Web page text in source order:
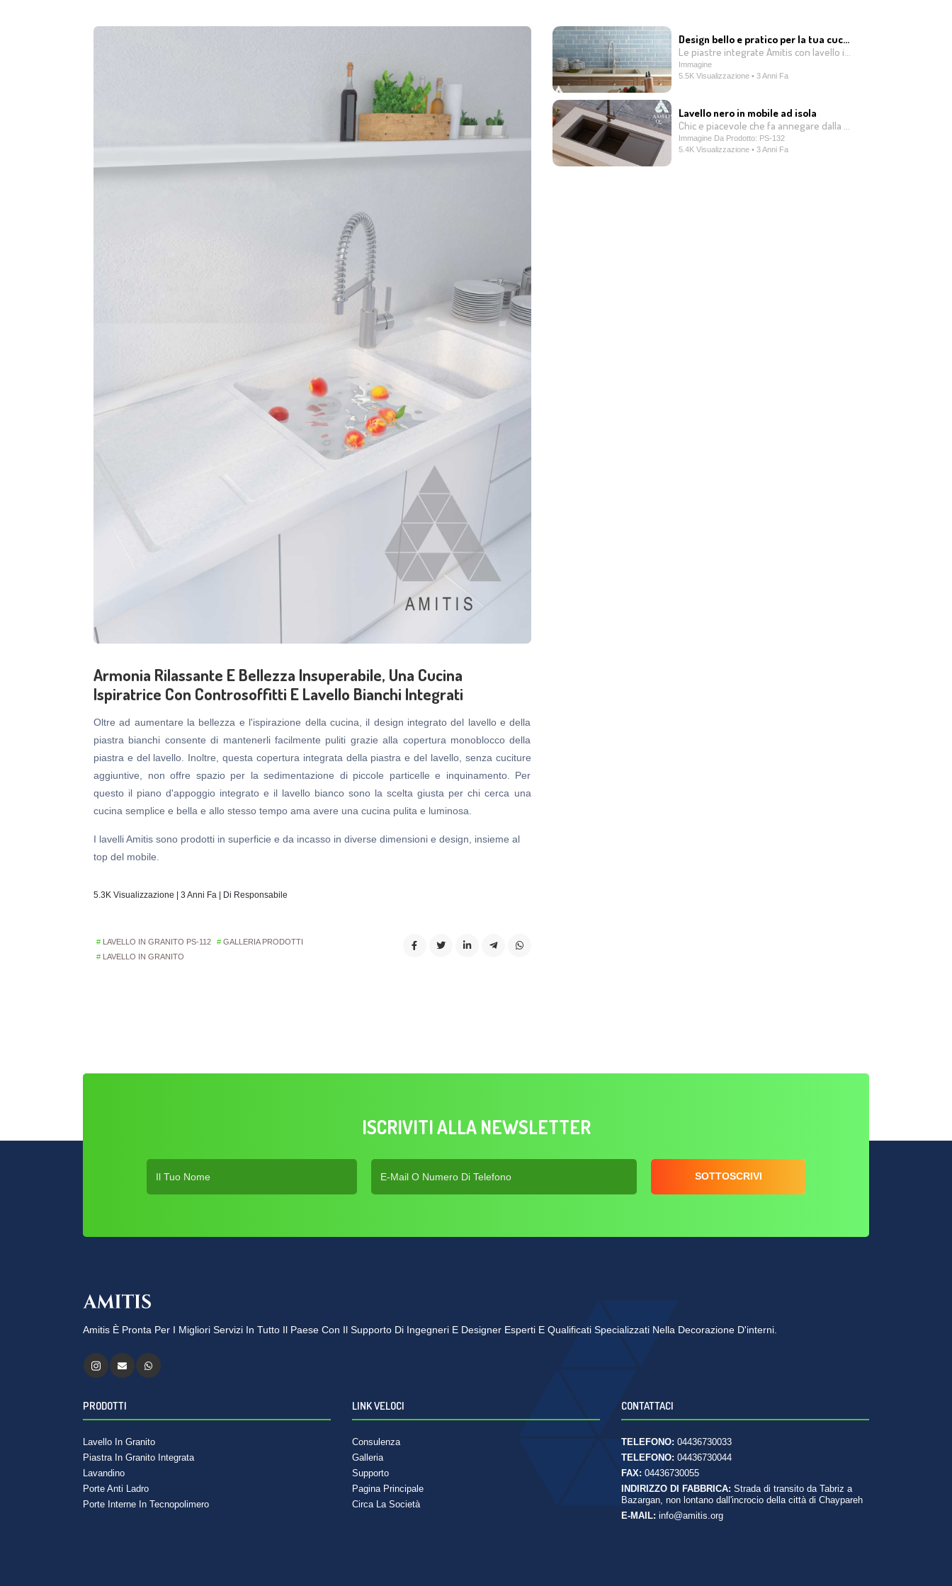
Armonia Rilassante E Bellezza Insuperabile, Una Cucina
Ispiratrice Con Controsoffitti E Lavello Bianchi Integrati
Oltre ad aumentare la bellezza e l'ispirazione della cucina, il design integrato del lavello e della
piastra bianchi consente di mantenerli facilmente puliti grazie alla copertura monoblocco della
piastra e del lavello. Inoltre, questa copertura integrata della piastra e del lavello, senza cuciture
aggiuntive, non offre spazio per la sedimentazione di piccole particelle e inquinamento. Per
questo il piano d'appoggio integrato e il lavello bianco sono la scelta giusta per chi cerca una
cucina semplice e bella e allo stesso tempo ama avere una cucina pulita e luminosa.
I lavelli Amitis sono prodotti in superficie e da incasso in diverse dimensioni e design, insieme al
top del mobile.
5.3K Visualizzazione | 3 Anni Fa | Di Responsabile
LAVELLO IN GRANITO PS-112
GALLERIA PRODOTTI
LAVELLO IN GRANITO
Design bello e pratico per la tua cucina
Le piastre integrate Amitis con lavello integrato sono uno dei prodotti di qualità e commerciabili della nostra azienda. Queste piastre sono prodotte in un unico pezzo utilizzando una tecnologia di produzione avanzata e, a differenza di altri prodotti, il lavello non è installato separatamente dalla piastra. Piuttosto, la piastra e il lavello vengono prodotti in modo integrato e consegnati ai clienti in un unico pezzo. Questa caratteristica unica comporta l'assenza di scanalature e giunture tra la piastra e il lavello, che rende il ritorno dell'acqua all'interno del lavello facilmente indirizzato verso le condutture fognarie e prevenendo la creazione di zone cutanee per i batteri. Inoltre, queste piastre sono dotate di antibatterico compatibile con qualsiasi tipo di detersivo. Ciò significa che è possibile utilizzare qualsiasi tipo di detergente domestico per lavare lo schermo e il lavello senza preoccuparsi dei suoi effetti sulla superficie dello schermo e del lavello. Scegliendo le piastre integrate Amitis con lavello integrato, oltre a creare una cucina bella e leggera, avrai nella tua cucina servizi igienici migliori, che consentiranno agli utenti di lavorare nella loro cucina in modo semplice e agevole.
Immagine
5.5K Visualizzazione • 3 Anni Fa
Lavello nero in mobile ad isola
Chic e piacevole che fa annegare dalla felicità ogni cuoco.
Immagine Da Prodotto: PS-132
5.4K Visualizzazione • 3 Anni Fa
ISCRIVITI ALLA NEWSLETTER
SOTTOSCRIVI
Amitis È Pronta Per I Migliori Servizi In Tutto Il Paese Con Il Supporto Di Ingegneri E Designer Esperti E Qualificati Specializzati Nella Decorazione D'interni.
PRODOTTI
Lavello In Granito
Piastra In Granito Integrata
Lavandino
Porte Anti Ladro
Porte Interne In Tecnopolimero
LINK VELOCI
Consulenza
Galleria
Supporto
Pagina Principale
Circa La Società
CONTATTACI
TELEFONO: 04436730033
TELEFONO: 04436730044
FAX: 04436730055
INDIRIZZO DI FABBRICA: Strada di transito da Tabriz a
Bazargan, non lontano dall'incrocio della città di Chaypareh
E-MAIL: info@amitis.org